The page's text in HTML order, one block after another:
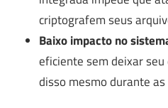
criptografem seus
Baixo impacto no
eficiente sem deixar
disso mesmo durante